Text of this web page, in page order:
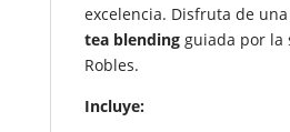
excelencia. Disfruta de
tea blendingguiada por la
Robles.
Incluye: